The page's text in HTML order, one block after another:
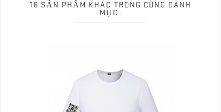
16 SẢN PHẨM KHÁC TRONG CÙNG DANH
MỤC: